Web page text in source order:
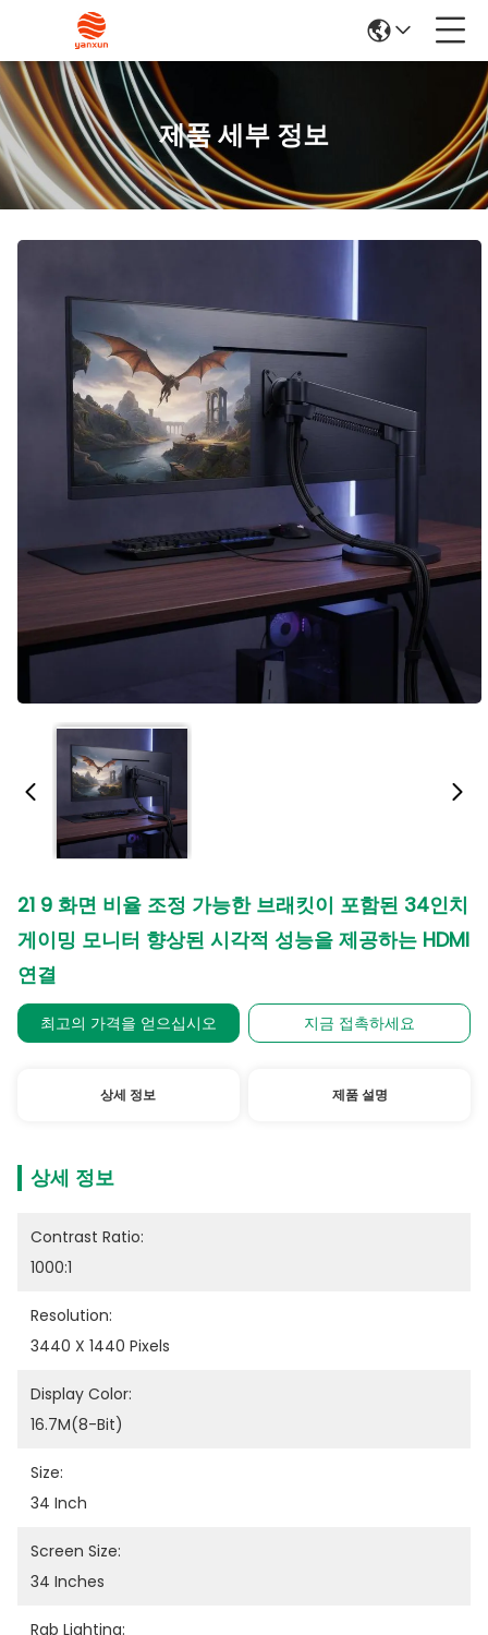
제품 세부 정보
21 9 화면 비율 조정 가능한 브래킷이 포함된 34인치
게이밍 모니터 향상된 시각적 성능을 제공하는 HDMI
연결
최고의 가격을 얻으십시오 지금 접촉하세요
상세 정보 제품 설명
상세 정보
Contrast Ratio:
1000:1
Resolution:
3440 X 1440 Pixels
Display Color:
16.7M(8-Bit)
Size:
34 Inch
Screen Size:
34 Inches
Rgb Lighting: